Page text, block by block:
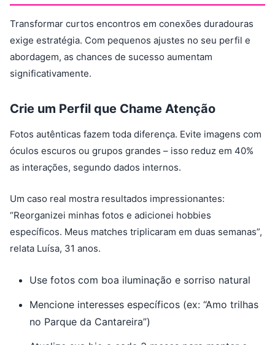
Transformar curtos encontros em conexões duradouras
exige estratégia. Com pequenos ajustes no seu perfil e
abordagem, as chances de sucesso aumentam
significativamente.
Crie um Perfil que Chame Atenção
Fotos autênticas fazem toda diferença. Evite imagens com
óculos escuros ou grupos grandes – isso reduz em 40%
as interações, segundo dados internos.
Um caso real mostra resultados impressionantes:
“Reorganizei minhas fotos e adicionei hobbies
específicos. Meus matches triplicaram em duas semanas”,
relata Luísa, 31 anos.
Use fotos com boa iluminação e sorriso natural
Mencione interesses específicos (ex: “Amo trilhas
no Parque da Cantareira”)